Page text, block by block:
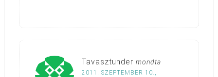
Tavasztunder mondta
2011. SZEPTEMBER 10.,